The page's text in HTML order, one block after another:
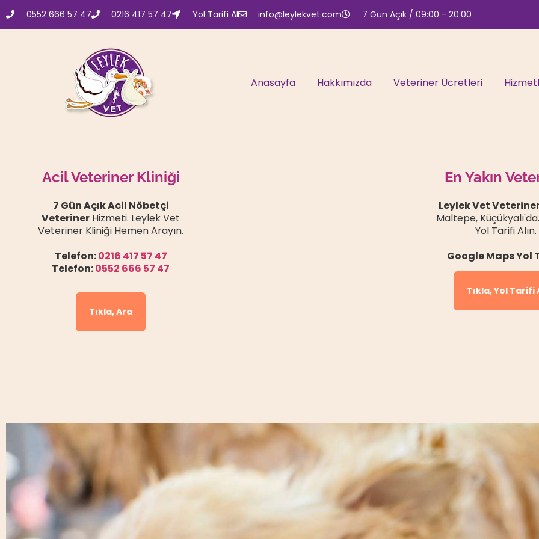
0552 666 57 47 0216 417 57 47 Yol Tarifi Al info@leylekvet.com 7 Gün Açık / 09:00 - 20:00
Anasayfa Hakkımızda Veteriner Ücretleri
Acil Veteriner Kliniği
7 Gün Açık Acil Nöbetçi
Veteriner Hizmeti. Leylek Vet
Veteriner Kliniği Hemen Arayın.
Telefon:0216 417 57 47
Telefon:0552 666 57 47
Tıkla, Ara
En Yakın
Leylek Vet
Maltepe,
Yol Tarifi Alın.
Google Maps Yol
Tıkla, Yol Tarifi